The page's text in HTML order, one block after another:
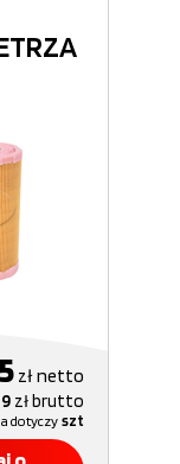
złnetto
złbrutto
dotyczyszt